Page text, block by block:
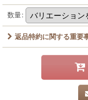
数量:
返品特約に関する重要